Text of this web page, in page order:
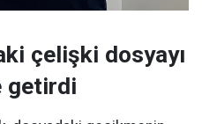
çelişki dosyayı
getirdi